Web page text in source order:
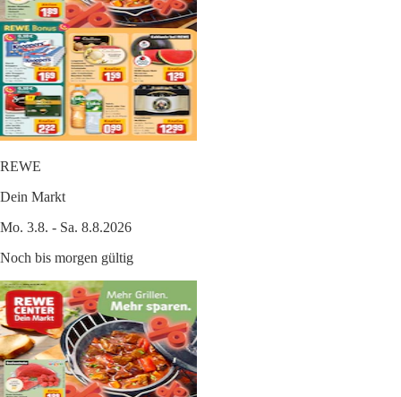
REWE
Dein Markt
Mo. 3.8. - Sa. 8.8.2026
Noch bis morgen gültig